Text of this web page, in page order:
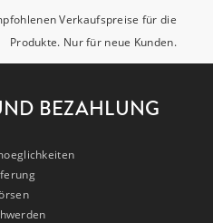
Verkaufspreise für die
Produkte. Nur für neue Kunden.
BEZAHLUNG